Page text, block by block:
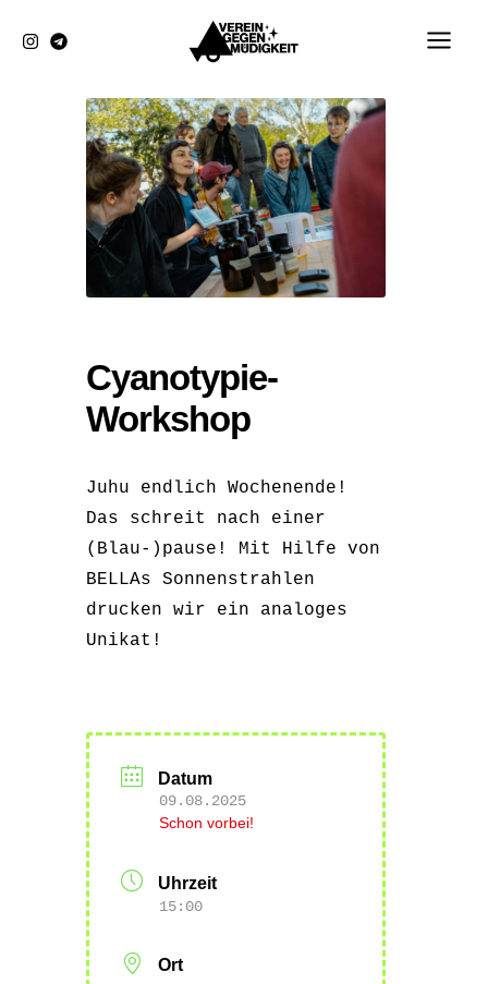
Inhalt
springen
Cyanotypie-
Workshop
Juhu endlich Wochenende!
Das schreit nach einer
(Blau-)pause! Mit Hilfe von
BELLAs Sonnenstrahlen
drucken wir ein analoges
Unikat!
Datum
09.08.2025
Schon vorbei!
Uhrzeit
15:00
Ort